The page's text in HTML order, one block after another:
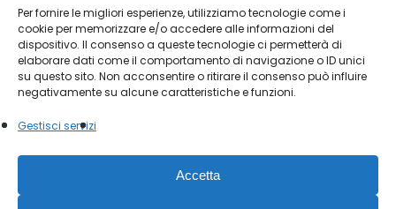
Per fornire le migliori esperienze, utilizziamo tecnologie come i
cookie per memorizzare e/o accedere alle informazioni del
dispositivo. Il consenso a queste tecnologie ci permetterà di
elaborare dati come il comportamento di navigazione o ID unici
su questo sito. Non acconsentire o ritirare il consenso può influire
negativamente su alcune caratteristiche e funzioni.
Gestisci servizi
Accetta
Orari:
dal lunedì al sabato, 9.00/13.00 – 15.30/19.30, o
su appuntamento
© 2026 Società Antiquaria. - P.IVA 12151470015 |